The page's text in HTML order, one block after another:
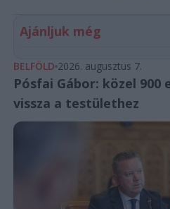
Ajánljuk még
BELFÖLD 2026. augusztus 7.
Pósfai Gábor: közel
vissza a testülethez